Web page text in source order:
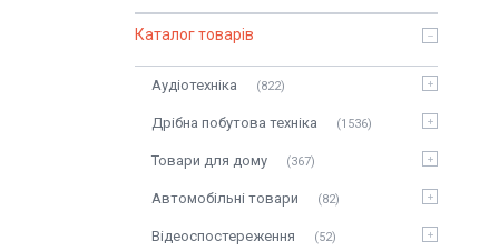
Каталог товарів
Аудіотехніка 822
Дрібна побутова техніка 1536
Товари для дому 367
Автомобільні товари 82
Відеоспостереження 52